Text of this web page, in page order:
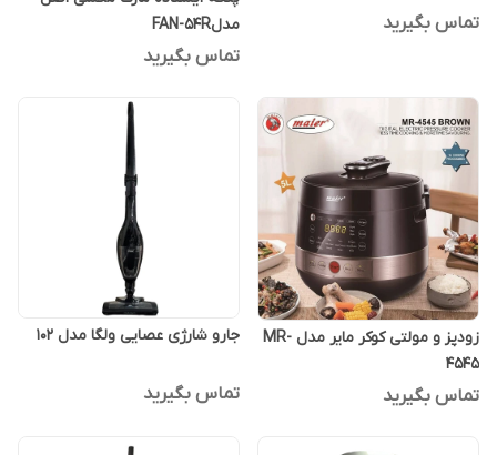
تماس بگیرید
مدلFAN-54R
تماس بگیرید
زودپز و مولتی کوکر مایر مدل MR-
4545
تماس بگیرید
جارو شارژی عصایی ولگا مدل 102
تماس بگیرید